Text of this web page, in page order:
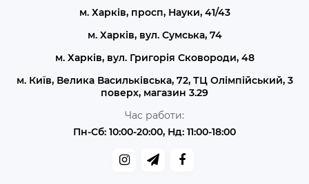
м. Харків, просп, Науки, 41/43
м. Харків, вул. Сумська, 74
м. Харків, вул. Григорія Сковороди, 48
м. Київ, Велика Васильківська, 72, ТЦ Олімпійський, 3
поверх, магазин 3.29
Час работи:
Пн-Сб: 10:00-20:00, Нд: 11:00-18:00